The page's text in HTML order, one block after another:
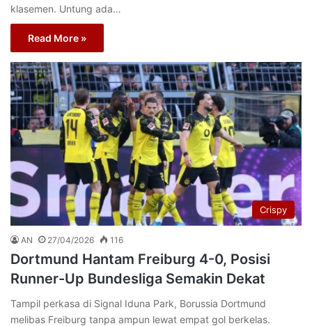
klasemen. Untung ada…
Read More »
Crispy
AN 27/04/2026 116
Dortmund Hantam Freiburg 4-0, Posisi
Runner-Up Bundesliga Semakin Dekat
Tampil perkasa di Signal Iduna Park, Borussia Dortmund
melibas Freiburg tanpa ampun lewat empat gol berkelas.